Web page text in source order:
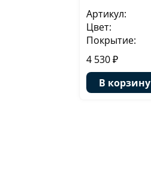
Артикул:
Цвет:
Покрытие:
4 530 ₽
В корзину